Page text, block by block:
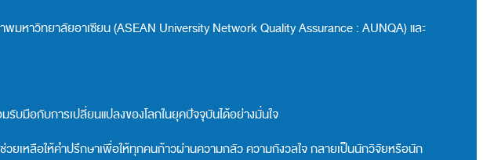
าวิทยาลัยอาเซียน (ASEAN University Network Quality Assurance : AUNQA) และ
บมือกับการเปลี่ยนแปลงของโลกในยุคปัจจุบันได้อย่างมั่นใจ
ยเหลือให้คำปรึกษาเพื่อให้ทุกคนก้าวผ่านความกลัว ความกังวลใจ กลายเป็นนักวิจัยหรือนัก